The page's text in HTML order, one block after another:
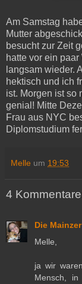
Am Samstag
Mutter
besucht zur Zeit
hatte vor ein
langsam wieder.
hektisch und ich
ist. Morgen ist so
genial! Mitte
Frau aus NYC
Diplomstudium
Melle um 19:53
4
Die Mainzer
Melle,
ja wir
Mensch,